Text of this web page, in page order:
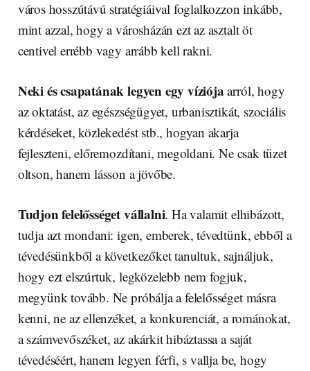
város hosszútávú stratégiáival foglalkozzon inkább,
mint azzal, hogy a városházán ezt az asztalt öt
centivel errébb vagy arrább kell rakni.
Neki és csapatának legyen egy víziójaarról, hogy
az oktatást, az egészségügyet, urbanisztikát, szociális
kérdéseket, közlekedést stb., hogyan akarja
fejleszteni, előremozdítani, megoldani. Ne csak tüzet
oltson, hanem lásson a jövőbe.
Tudjon felelősséget vállalni. Ha valamit elhibázott,
tudja azt mondani: igen, emberek, tévedtünk, ebből a
tévedésünkből a következőket tanultuk, sajnáljuk,
hogy ezt elszúrtuk, legközelebb nem fogjuk,
megyünk tovább. Ne próbálja a felelősséget másra
kenni, ne az ellenzéket, a konkurenciát, a románokat,
a számvevőszéket, az akárkit hibáztassa a saját
tévedéséért, hanem legyen férfi, s vallja be, hogy